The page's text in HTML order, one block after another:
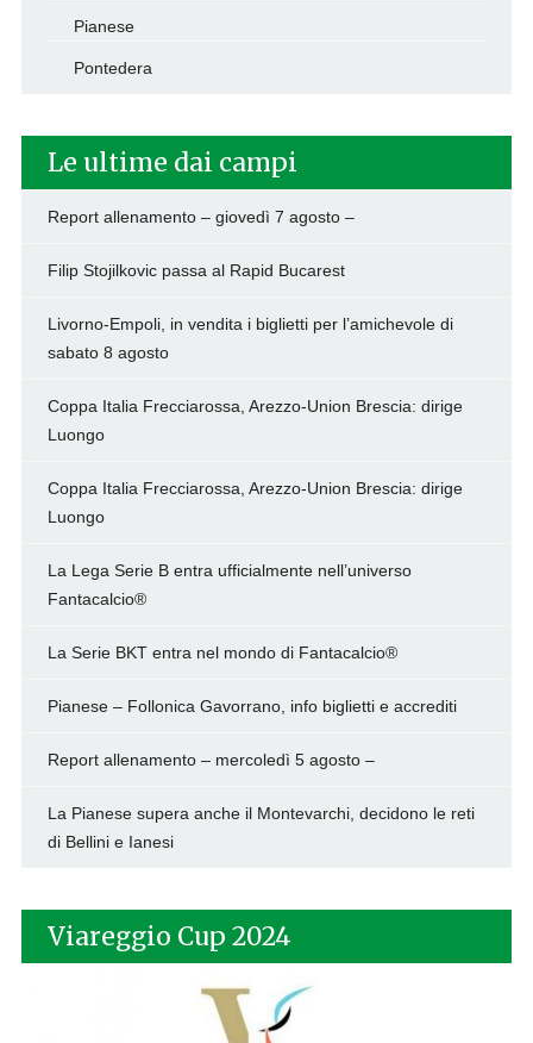
Pianese
Pontedera
Le ultime dai campi
Report allenamento – giovedì 7 agosto –
Filip Stojilkovic passa al Rapid Bucarest
Livorno-Empoli, in vendita i biglietti per l’amichevole di
sabato 8 agosto
Coppa Italia Frecciarossa, Arezzo-Union Brescia: dirige
Luongo
Coppa Italia Frecciarossa, Arezzo-Union Brescia: dirige
Luongo
La Lega Serie B entra ufficialmente nell’universo
Fantacalcio®
La Serie BKT entra nel mondo di Fantacalcio®
Pianese – Follonica Gavorrano, info biglietti e accrediti
Report allenamento – mercoledì 5 agosto –
La Pianese supera anche il Montevarchi, decidono le reti
di Bellini e Ianesi
Viareggio Cup 2024